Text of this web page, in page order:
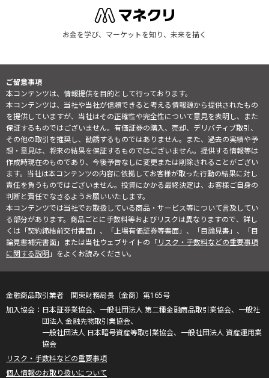
お金を学び、マーケットを知り、未来を描く
ご留意事項
本コンテンツは、情報提供を目的として行っております。
本コンテンツは、当社や当社が信頼できると考える情報源から提供されたもの
を提供していますが、当社はその正確性や完全性について意見を表明し、また
保証するものではございません。有価証券の購入、売却、デリバティブ取引、
その他の取引を推奨し、勧誘するものではありません。また、過去の実績や予
想・意見は、将来の結果を保証するものではございません。提供する情報等は
作成時現在のものであり、今後予告なしに変更または削除されることがござい
ます。当社は本コンテンツの内容に依拠してお客様が取った行動の結果に対し
責任を負うものではございません。投資にかかる最終決定は、お客様ご自身の
判断と責任でなさるようお願いいたします。
本コンテンツでは当社でお取扱している商品・サービス等について言及してい
る部分があります。商品ごとに手数料等およびリスクは異なりますので、詳し
くは「契約締結前交付書面」、「上場有価証券等書面」、「目論見書」、「目
論見書補完書面」または当社ウェブサイトの「リスク・手数料などの重要事項
に関する説明」をよくお読みください。
金融商品取引業者 関東財務局長（金商）第165号
日本証券業協会、一般社団法人 第二種金融商品取引業協会、一般社
団法人 金融先物取引業協会、
一般社団法人 日本暗号資産等取引業協会、一般社団法人 資産運用業
協会
リスク・手数料などの重要事項
個人情報のお取り扱いについて